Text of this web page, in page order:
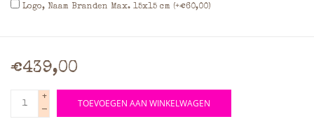
Logo, Naam Branden Max. 15x15 cm (+€60,00)
€439,00
+
-
TOEVOEGEN AAN WINKELWAGEN